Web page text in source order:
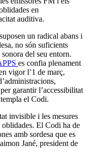
en
auditiva.
un radical abans i
no són suficients
del seu entorn.
es confia plenament
vigor l’1 de març,
garantir l’accessibilitat
el Codi.
invisible i les mesures
oblidades. El Codi ha de
amb sordesa que es
Jané, president de